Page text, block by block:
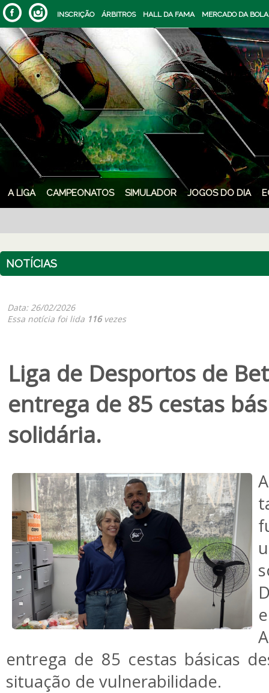
INSCRIÇÃO ÁRBITROS HALL DA FAMA MERCADO DA BOLA
A LIGA CAMPEONATOS SIMULADOR JOGOS DO DIA
NOTÍCIAS
Data: 26/02/2026
Essa notícia foi lida 116vezes
Liga de Desportos de
entrega de 85 cestas
solidária.
entrega de 85 cestas básicas
situação de vulnerabilidade.